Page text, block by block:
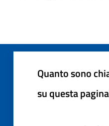
Quanto sono
su questa